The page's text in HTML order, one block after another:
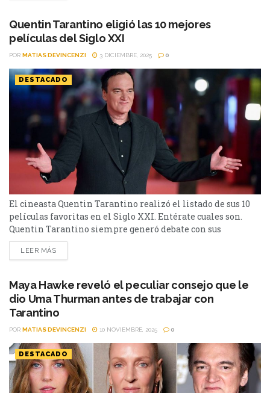
Once Upon a Time… in Hollywood, pero...
Quentin Tarantino eligió las 10 mejores
películas del Siglo XXI
POR MATIAS DEVINCENZI 3 DICIEMBRE, 2025 0
DESTACADO
El cineasta Quentin Tarantino realizó el listado de sus 10
películas favoritas en el Siglo XXI. Entérate cuales son.
Quentin Tarantino siempre generó debate con sus
opiniones cinéfilas, y cada vez que comparte un ranking, el
mundo del cine escucha. Esta vez, el director reveló cuáles
selección abarca acción, animación,...
LEER MÁS
Maya Hawke reveló el peculiar consejo que le
dio Uma Thurman antes de trabajar con
Tarantino
POR MATIAS DEVINCENZI 10 NOVIEMBRE, 2025 0
DESTACADO